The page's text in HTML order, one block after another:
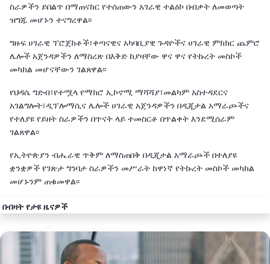
ስራዎችን ይበልጥ በማጠናከር የተሰጠውን አገራዊ ተልዕኮ በብቃት ለመወጣት
ዝግጁ መሆኑን ተናግረዋል፡፡
ግዙፍ ሀገራዊ ፕሮጀክቶች፣ቀጣናዊና አካባቢያዊ ጉዳዮችና ሀገራዊ ምክክር ጨምሮ
ሌሎች አጀንዳዎችን ለማስረጽ በእቅድ ከያዛቸው ዋና ዋና የትኩረት መስኮች
መካከል መሆናቸውን ገልጸዋል፡፡
የህዳሴ ግድብ፣የተሟላ የማክሮ ኢኮኖሚ ማሻሻያ፣መልካም አስተዳደርና
አገልግሎት፣ዲፕሎማሲና ሌሎች ሀገራዊ አጀንዳዎችን በዲጂታል አማራጮችና
የተለያዩ የይዘት ስራዎችን በጥናት ላይ ተመስርቶ በጥልቀት እንደሚሰራም
ገልጸዋል፡፡
የኢትዮጵያን ብሔራዊ ጥቅም ለማስጠበቅ በዲጂታል አማራጮች በተለያዩ
ቋንቋዎች የገጽታ ግንባታ ስራዎችን መሥራት ከዋነኛ የትኩረት መስኮች መካከል
መሆኑንም ጠቁመዋል፡፡
በብዛት የታዩ ዜናዎች